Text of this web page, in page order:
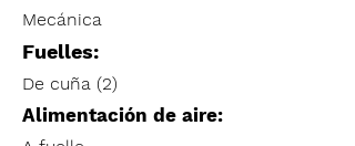
Mecánica
Fuelles:
De cuña (2)
Alimentación de aire: